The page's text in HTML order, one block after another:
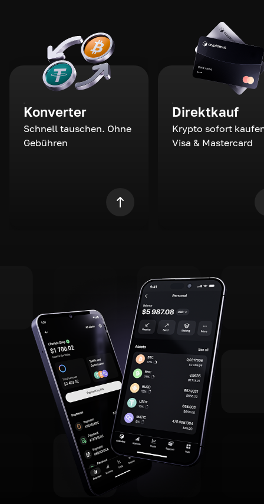
Konverter
Schnell tauschen. Ohne
Gebühren
Direktkauf
Krypto sofort
Visa & Mastercard